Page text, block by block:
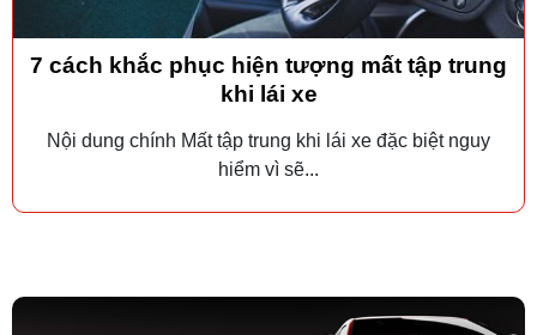
7 cách khắc phục hiện tượng mất tập trung
khi lái xe
Nội dung chính Mất tập trung khi lái xe đặc biệt nguy
hiểm vì sẽ...